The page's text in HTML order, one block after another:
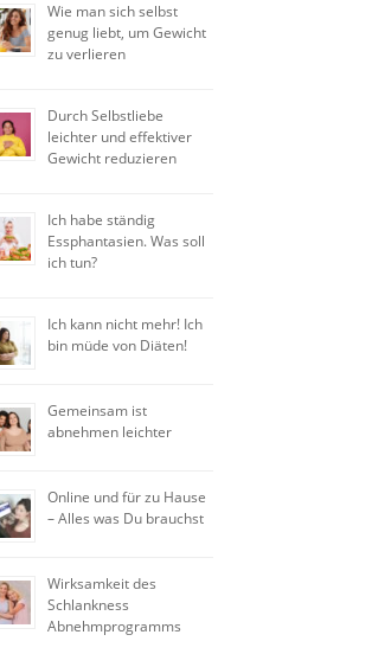
Wie man sich selbst
genug liebt, um Gewicht
zu verlieren
Durch Selbstliebe
leichter und effektiver
Gewicht reduzieren
Ich habe ständig
Essphantasien. Was soll
ich tun?
Ich kann nicht mehr! Ich
bin müde von Diäten!
Gemeinsam ist
abnehmen leichter
Online und für zu Hause
– Alles was Du brauchst
Wirksamkeit des
Schlankness
Abnehmprogramms